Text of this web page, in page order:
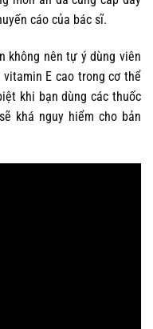
cáo của bác sĩ.
không nên tự ý dùng viên
E cao trong cơ thể
khi bạn dùng các thuốc
khá nguy hiểm cho bản